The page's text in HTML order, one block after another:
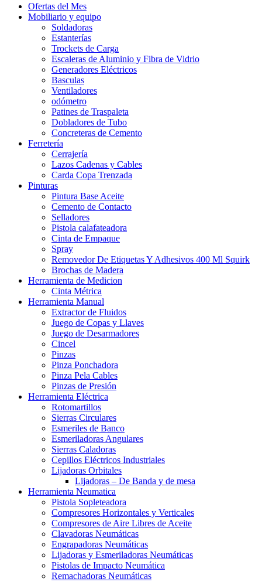
Ofertas del Mes
Mobiliario y equipo
Soldadoras
Estanterías
Trockets de Carga
Escaleras de Aluminio y Fibra de Vidrio
Generadores Eléctricos
Basculas
Ventiladores
odómetro
Patines de Traspaleta
Dobladores de Tubo
Concreteras de Cemento
Ferretería
Cerrajería
Lazos Cadenas y Cables
Carda Copa Trenzada
Pinturas
Pintura Base Aceite
Cemento de Contacto
Selladores
Pistola calafateadora
Cinta de Empaque
Spray
Removedor De Etiquetas Y Adhesivos 400 Ml Squirk
Brochas de Madera
Herramienta de Medicion
Cinta Métrica
Herramienta Manual
Extractor de Fluidos
Juego de Copas y Llaves
Juego de Desarmadores
Cincel
Pinzas
Pinza Ponchadora
Pinza Pela Cables
Pinzas de Presión
Herramienta Eléctrica
Rotomartillos
Sierras Circulares
Esmeriles de Banco
Esmeriladoras Angulares
Sierras Caladoras
Cepillos Eléctricos Industriales
Lijadoras Orbitales
Lijadoras – De Banda y de mesa
Herramienta Neumatica
Pistola Sopleteadora
Compresores Horizontales y Verticales
Compresores de Aire Libres de Aceite
Clavadoras Neumáticas
Engrapadoras Neumáticas
Lijadoras y Esmeriladoras Neumáticas
Pistolas de Impacto Neumática
Remachadoras Neumáticas